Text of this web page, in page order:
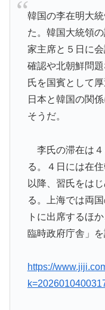
▶
かる数字に海外が
▶
外国人「アジア杯
ト1入りに現実味
に！アメリカ人
応】
▶ 大地震が起きても
海外でも凄すぎる
海外「素晴らし
の大復活に米国人
▶
日本「俺は有名
に偉人っている？
▶ 韓国人「フランス
▶
大地震が起きて
韓国の李在明大
た。韓国大統領
家主席と５日に
確認や北朝鮮問
氏を国賓として
日本と韓国の関
そうだ。
李氏の滞在は４
る。４日には在
以降、習氏をは
る。上海では両
トに出席するほ
臨時政府庁舎」を
https://